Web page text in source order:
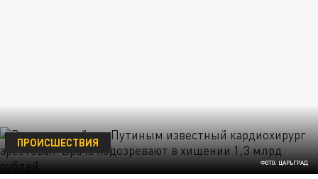
ФОТО: ЦАРЬГРАД
ПРОИСШЕСТВИЯ